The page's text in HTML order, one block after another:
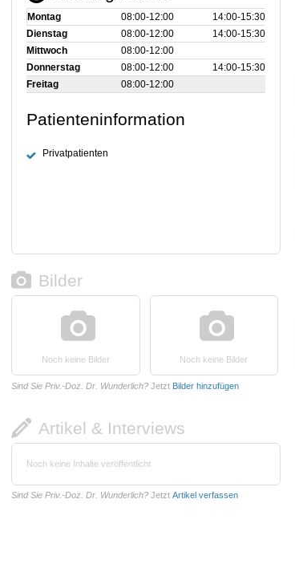
Montag 08:00‑12:00
14:00‑15:30
Dienstag
08:00‑12:00
14:00‑15:30
Mittwoch
08:00‑12:00
Donnerstag
08:00‑12:00
14:00‑15:30
Freitag
08:00‑12:00
Patienteninformation
Privatpatienten
Bilder
Noch keine Bilder Noch keine Bilder
Sind Sie Priv.-Doz. Dr. Wunderlich? Jetzt Bilder hinzufügen
Artikel & Interviews
Noch keine Inhalte veröffentlicht
Sind Sie Priv.-Doz. Dr. Wunderlich? Jetzt Artikel verfassen